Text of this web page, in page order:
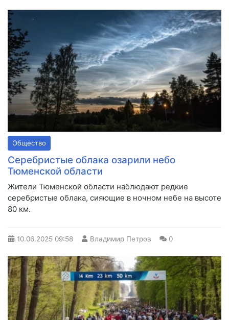
Общество
Серебристые облака озарили небо
Тюменской области
Жители Тюменской области наблюдают редкие
серебристые облака, сияющие в ночном небе на высоте
80 км.
10.06.2025 09:58 Владимир Петров 0